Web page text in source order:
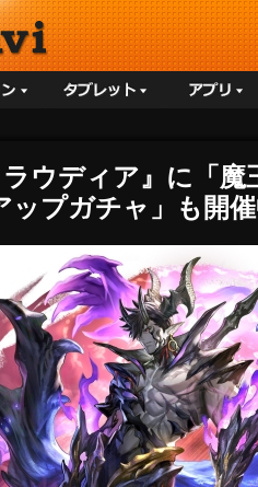
ウディア』に「
プガチャ」も開催